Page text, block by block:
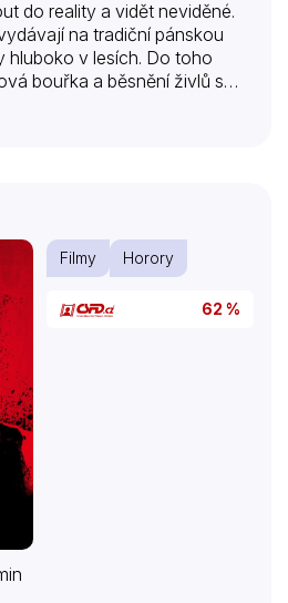
do reality a vidět neviděné.
na tradiční pánskou
hluboko v lesích. Do toho
bouřka a běsnění živlů s
předešlá. Objeví se
Filmy Horory
62 %